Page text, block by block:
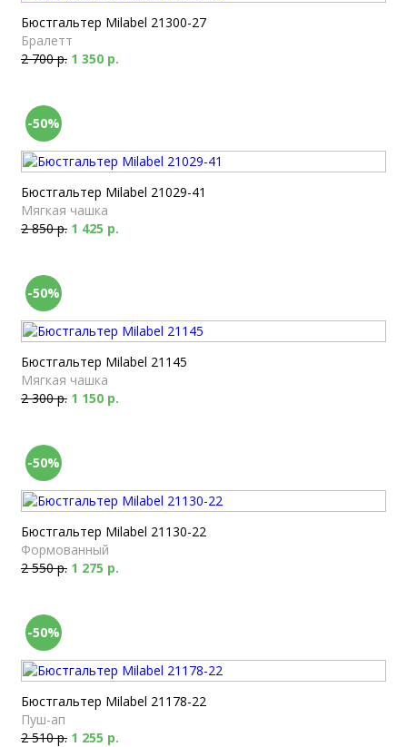
Бюстгальтер Milabel 21300-27
Бралетт
2 700 р. 1 350 р.
-50%
Бюстгальтер Milabel 21029-41
Мягкая чашка
2 850 р. 1 425 р.
-50%
Бюстгальтер Milabel 21145
Мягкая чашка
2 300 р. 1 150 р.
-50%
Бюстгальтер Milabel 21130-22
Формованный
2 550 р. 1 275 р.
-50%
Бюстгальтер Milabel 21178-22
Пуш-ап
2 510 р. 1 255 р.